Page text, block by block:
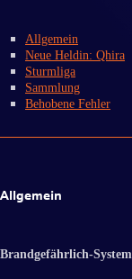
Allgemein
Neue Heldin: Qhira
Sturmliga
Sammlung
Behobene Fehler
Allgemein
Brandgefährlich-System